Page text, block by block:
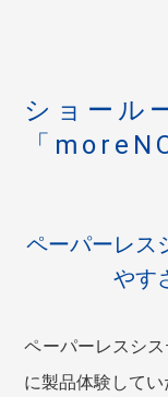
ショール
「
ペーパーレス
やす
ペーパーレスシ
に製品体験してい